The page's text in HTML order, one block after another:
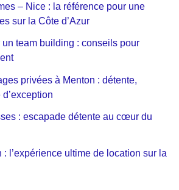
– Nice : la référence pour une
sur la Côte d’Azur
un team building : conseils pour
privées à Menton : détente,
: escapade détente au cœur du
: l’expérience ultime de location sur la